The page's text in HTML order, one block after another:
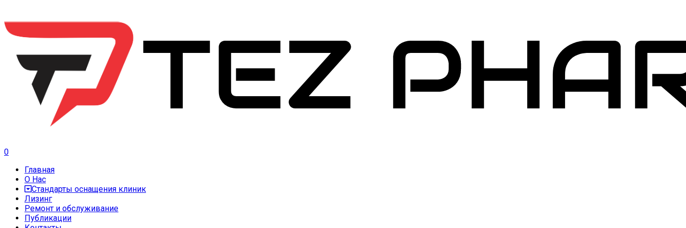
0
Главная
О Нас
Стандарты оснащения клиник
Лизинг
Ремонт и обслуживание
Публикации